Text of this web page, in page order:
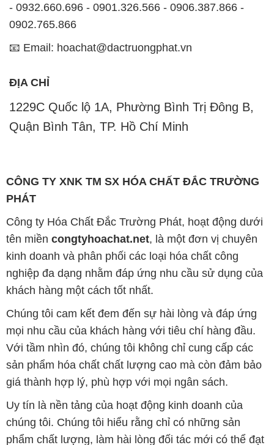
- 0932.660.696 - 0901.326.566 - 0906.387.866 -
0902.765.866
📧 Email: hoachat@dactruongphat.vn
ĐỊA CHỈ
1229C Quốc lộ 1A, Phường Bình Trị Đông B,
Quận Bình Tân, TP. Hồ Chí Minh
CÔNG TY XNK TM SX HÓA CHẤT ĐẮC TRƯỜNG
PHÁT
Công ty Hóa Chất Đắc Trường Phát, hoạt động dưới
tên miền congtyhoachat.net, là một đơn vị chuyên
kinh doanh và phân phối các loại hóa chất công
nghiệp đa dạng nhằm đáp ứng nhu cầu sử dụng của
khách hàng một cách tốt nhất.
Chúng tôi cam kết đem đến sự hài lòng và đáp ứng
mọi nhu cầu của khách hàng với tiêu chí hàng đầu.
Với tầm nhìn đó, chúng tôi không chỉ cung cấp các
sản phẩm hóa chất chất lượng cao mà còn đảm bảo
giá thành hợp lý, phù hợp với mọi ngân sách.
Uy tín là nền tảng của hoạt động kinh doanh của
chúng tôi. Chúng tôi hiểu rằng chỉ có những sản
phẩm chất lượng, làm hài lòng đối tác mới có thể đạt